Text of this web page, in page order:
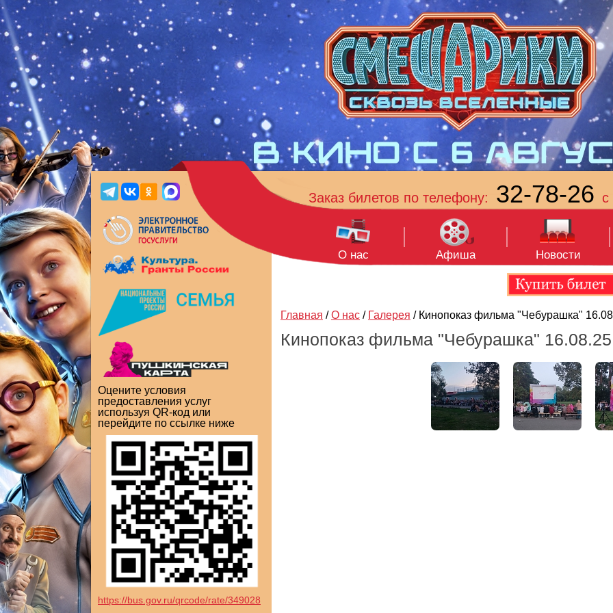
Оцените условия
предоставления услуг
используя QR-код или
перейдите по ссылке ниже
https://bus.gov.ru/qrcode/rate/349028
Заказ билетов по телефону: 32-78-26 с
О нас Афиша Новости
Главная / О нас / Галерея / Кинопоказ фильма "Чебурашка"
Кинопоказ фильма "Чебурашка" 16.08.25